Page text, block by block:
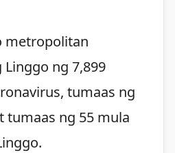
metropolitan
ng 7,899
tumaas ng
tumaas ng 55 mula